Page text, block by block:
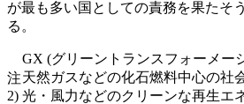
が最も多い国としての責務を果たそ
る。
注
2)
GX (グリーントランスフォーメー
天然ガスなどの化石燃料中心の社
光・風力などのクリーンな再生エ